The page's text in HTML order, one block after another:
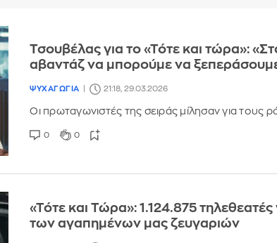
Τσουβέλας για το «Τότε και τώρα»:
αβαντάζ να μπορούμε να
ΨΥΧΑΓΩΓΙΑ 21:18, 29.03.2026
Οι πρωταγωνιστές της σειράς μίλησαν για τους
0 0
«Τότε και Τώρα»: 1.124.875
των αγαπημένων μας ζευγαριών